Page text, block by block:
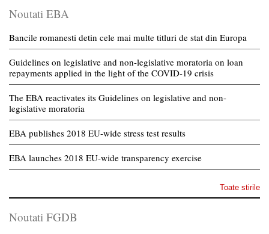
Noutati EBA
Bancile romanesti detin cele mai multe titluri de stat din Europa
Guidelines on legislative and non-legislative moratoria on loan
repayments applied in the light of the COVID-19 crisis
The EBA reactivates its Guidelines on legislative and non-
legislative moratoria
EBA publishes 2018 EU-wide stress test results
EBA launches 2018 EU-wide transparency exercise
Toate stirile
Noutati FGDB